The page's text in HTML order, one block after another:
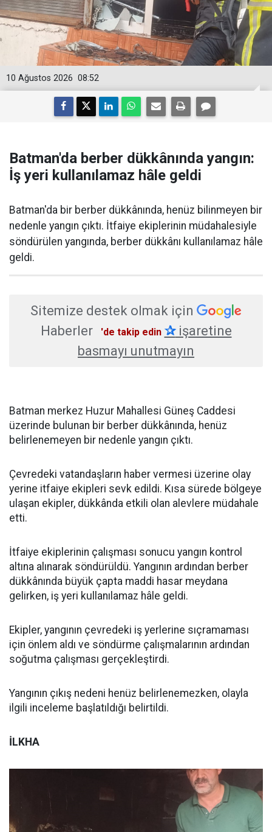
08:52
10 Ağustos 2026
Batman'da berber dükkânında yangın:
İş yeri kullanılamaz hâle geldi
Batman'da bir berber dükkânında, henüz bilinmeyen bir
nedenle yangın çıktı. İtfaiye ekiplerinin müdahalesiyle
söndürülen yangında, berber dükkânı kullanılamaz hâle
geldi.
Sitemize destek olmak için
Haberler
'de takip edin ✰işaretine
basmayı unutmayın
Batman merkez Huzur Mahallesi Güneş Caddesi
üzerinde bulunan bir berber dükkânında, henüz
belirlenemeyen bir nedenle yangın çıktı.
Çevredeki vatandaşların haber vermesi üzerine olay
yerine itfaiye ekipleri sevk edildi. Kısa sürede bölgeye
ulaşan ekipler, dükkânda etkili olan alevlere müdahale
etti.
İtfaiye ekiplerinin çalışması sonucu yangın kontrol
altına alınarak söndürüldü. Yangının ardından berber
dükkânında büyük çapta maddi hasar meydana
gelirken, iş yeri kullanılamaz hâle geldi.
Ekipler, yangının çevredeki iş yerlerine sıçramaması
için önlem aldı ve söndürme çalışmalarının ardından
soğutma çalışması gerçekleştirdi.
Yangının çıkış nedeni henüz belirlenemezken, olayla
ilgili inceleme başlatıldığı belirtildi.
İLKHA